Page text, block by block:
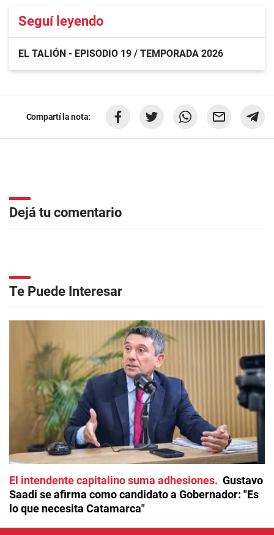
Seguí leyendo
EL TALIÓN - EPISODIO 19 / TEMPORADA 2026
Compartí la nota:
Dejá tu comentario
Te Puede Interesar
El intendente capitalino suma adhesiones
Gustavo
Saadi se afirma como candidato a Gobernador: "Es
lo que necesita Catamarca"